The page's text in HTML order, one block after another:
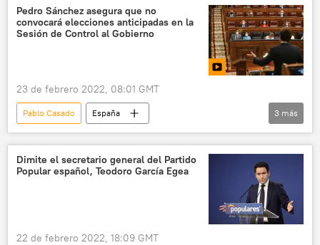
Crisis en el Partido Popular español
Pedro Sánchez asegura que no
convocará elecciones anticipadas en la
Sesión de Control al Gobierno
23 de febrero 2022, 08:01 GMT
Pablo Casado
España
Congreso de los Diputados de España
Pedro Sánchez
Crisis en el Partido Popular español
3 más
Dimite el secretario general del Partido
Popular español, Teodoro García Egea
22 de febrero 2022, 18:09 GMT